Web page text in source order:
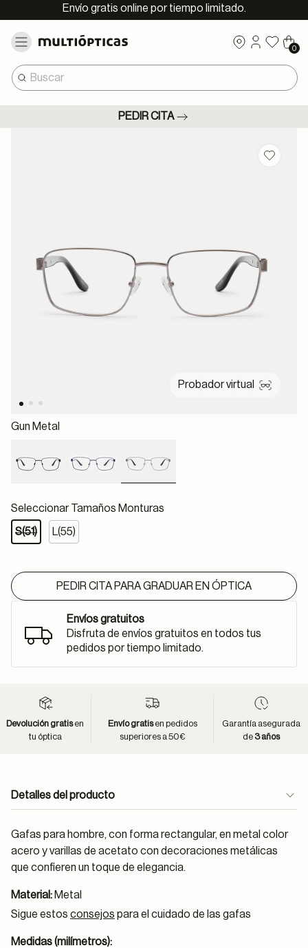
Envío gratis online por tiempo limitado.
0
PEDIR CITA
Probador virtual
Gun Metal
Seleccionar Tamaños Monturas
S(51) L(55)
PEDIR CITA PARA GRADUAR EN ÓPTICA
Envíos gratuitos
Disfruta de envíos gratuitos en todos tus
pedidos por tiempo limitado.
Devolución gratisen
tu óptica
Envío gratisen pedidos
superiores a 50€
Garantía asegurada
de 3 años
Detalles del producto
Gafas para hombre, con forma rectangular, en metal color
acero y varillas de acetato con decoraciones metálicas
que confieren un toque de elegancia.
Material: Metal
Sigue estos consejos para el cuidado de las gafas
Medidas (milímetros):